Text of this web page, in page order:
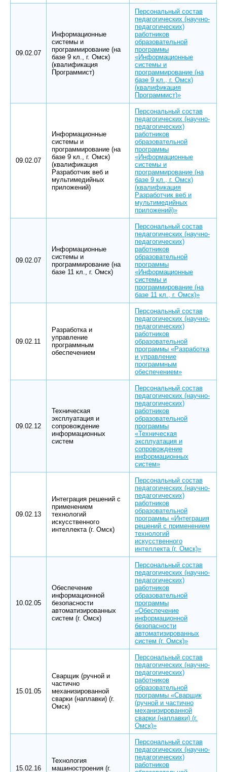
09.02.07
Информационные
системы и
программирование (на
базе 9 кл., г. Омск)
(квалификация
Программист)
Персональный состав
педагогических (научно-
педагогических)
работников
образовательной
программы
«Информационные
системы и
программирование (на
базе 9 кл., г. Омск)
(квалификация
Программист)»
09.02.07
Информационные
системы и
программирование (на
базе 9 кл., г. Омск)
(квалификация
Разработчик веб и
мультимедийных
приложений)
Персональный состав
педагогических (научно-
педагогических)
работников
образовательной
программы
«Информационные
системы и
программирование (на
базе 9 кл., г. Омск)
(квалификация
Разработчик веб и
мультимедийных
приложений)»
09.02.07
Информационные
системы и
программирование (на
базе 11 кл., г. Омск)
Персональный состав
педагогических (научно-
педагогических)
работников
образовательной
программы
«Информационные
системы и
программирование (на
базе 11 кл., г. Омск)»
09.02.11
Разработка и
управление
программным
обеспечением
Персональный состав
педагогических (научно-
педагогических)
работников
образовательной
программы «Разработка
и управление
программным
обеспечением»
09.02.12
Техническая
эксплуатация и
сопровождение
информационных
систем
Персональный состав
педагогических (научно-
педагогических)
работников
образовательной
программы
«Техническая
эксплуатация и
сопровождение
информационных
систем»
09.02.13
Интеграция решений с
применением
технологий
искусственного
интеллекта (г. Омск)
Персональный состав
педагогических (научно-
педагогических)
работников
образовательной
программы «Интеграция
решений с применением
технологий
искусственного
интеллекта (г. Омск)»
10.02.05
Обеспечение
информационной
безопасности
автоматизированных
систем (г. Омск)
Персональный состав
педагогических (научно-
педагогических)
работников
образовательной
программы
«Обеспечение
информационной
безопасности
автоматизированных
систем (г. Омск)»
15.01.05
Сварщик (ручной и
частично
механизированной
сварки (наплавки) (г.
Омск)
Персональный состав
педагогических (научно-
педагогических)
работников
образовательной
программы «Сварщик
(ручной и частично
механизированной
сварки (наплавки) (г.
Омск)»
15.02.16
Технология
машиностроения (г.
Персональный состав
педагогических (научно-
педагогических)
работников